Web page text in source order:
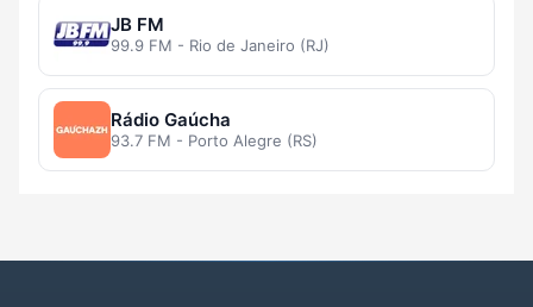
JB FM
99.9 FM - Rio de Janeiro (RJ)
Rádio Gaúcha
93.7 FM - Porto Alegre (RS)